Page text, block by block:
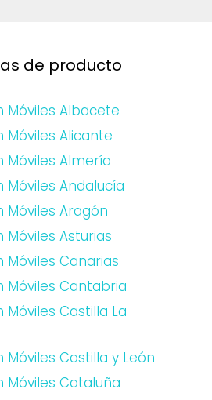
de producto
Móviles Albacete
Móviles Alicante
Móviles Almería
Móviles Andalucía
Móviles Aragón
Móviles Asturias
Móviles Canarias
Móviles Cantabria
Móviles Castilla La
Móviles Castilla y León
Móviles Cataluña